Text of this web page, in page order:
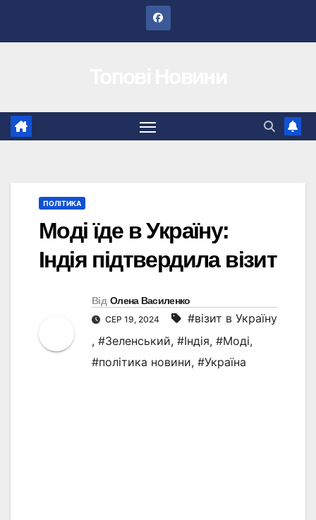
ПОЛІТИКА
Моді їде в Україну:
Індія підтвердила візит
Від Олена Василенко
СЕР 19, 2024
#візит в Україну
, #Зеленський, #Індія, #Моді,
#політика новини, #Україна